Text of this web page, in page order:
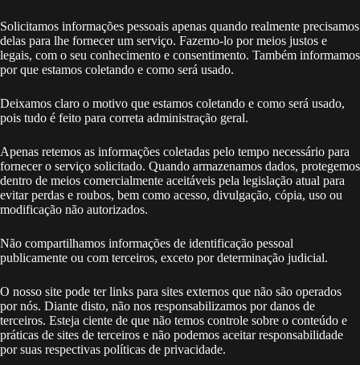
Solicitamos informações pessoais apenas quando realmente precisamos
delas para lhe fornecer um serviço. Fazemo-lo por meios justos e
legais, com o seu conhecimento e consentimento. Também informamos
por que estamos coletando e como será usado.
Deixamos claro o motivo que estamos coletando e como será usado,
pois tudo é feito para correta administração geral.
Apenas retemos as informações coletadas pelo tempo necessário para
fornecer o serviço solicitado. Quando armazenamos dados, protegemos
dentro de meios comercialmente aceitáveis pela legislação atual ​​para
evitar perdas e roubos, bem como acesso, divulgação, cópia, uso ou
modificação não autorizados.
Não compartilhamos informações de identificação pessoal
publicamente ou com terceiros, exceto por determinação judicial.
O nosso site pode ter links para sites externos que não são operados
por nós. Diante disto, não nos responsabilizamos por danos de
terceiros. Esteja ciente de que não temos controle sobre o conteúdo e
práticas de sites de terceiros e não podemos aceitar responsabilidade
por suas respectivas políticas de privacidade.